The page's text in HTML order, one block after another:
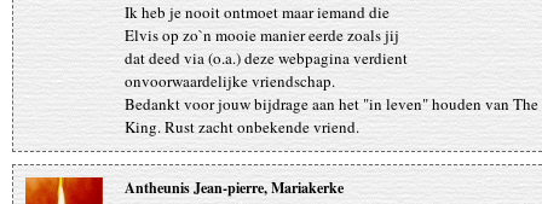
Ik heb je nooit ontmoet maar iemand die
Elvis op zo`n mooie manier eerde zoals jij
dat deed via (o.a.) deze webpagina verdient
onvoorwaardelijke vriendschap.
Bedankt voor jouw bijdrage aan het "in leven" houden van The
King. Rust zacht onbekende vriend.
Antheunis Jean-pierre, Mariakerke